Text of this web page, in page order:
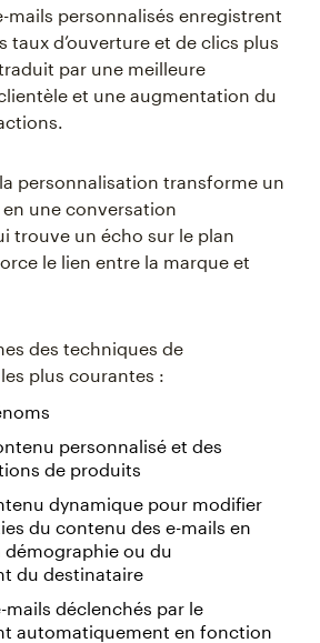
mails personnalisés enregistrent
taux d’ouverture et de clics plus
par une meilleure
et une augmentation du
personnalisation transforme un
une conversation
trouve un écho sur le plan
le lien entre la marque et
des techniques de
plus courantes :
personnalisé et des
de produits
dynamique pour modifier
du contenu des e-mails en
ou du
du destinataire
mails déclenchés par le
automatiquement en fonction